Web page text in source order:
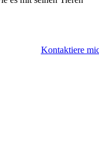
Kontaktiere